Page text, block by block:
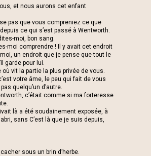
et nous aurons cet enfant
pas que vous compreniez ce que
ce qui s’est passé à Wentworth.
moi, bon sang.
moi comprendre ! Il y avait cet endroit
moi, un endroit que je pense que tout le
garde pour lui.
vit la partie la plus privée de vous.
votre âme, le peu qui fait de vous
quelqu’un d’autre.
c’était comme si ma forteresse
là a été soudainement exposée, à
abri, sans C’est là que je suis depuis,
sous un brin d’herbe.